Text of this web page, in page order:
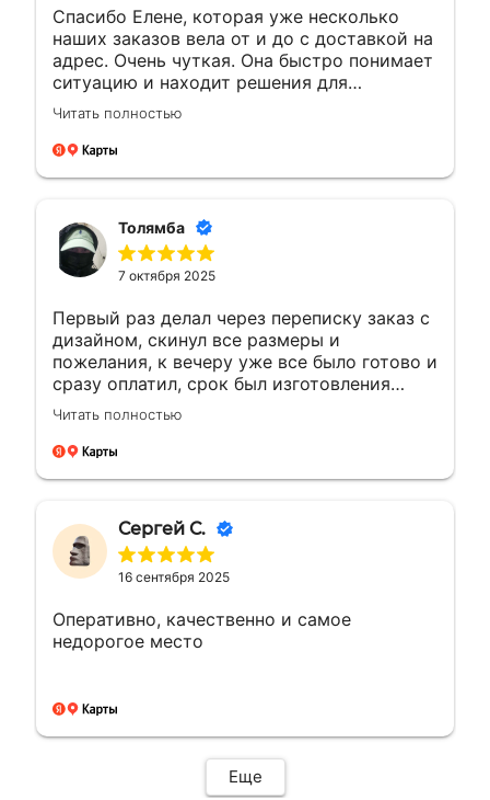
Спасибо Елене, которая уже несколько
наших заказов вела от и до с доставкой на
адрес. Очень чуткая. Она быстро понимает
ситуацию и находит решения для
возникающих вопросов.Это заслуживает
уважения. Будущие компании с такими
сотрудниками всегда на высоте будут
Читать полностью
Толямба
7 октября 2025
Первый раз делал через переписку заказ с
дизайном, скинул все размеры и
пожелания, к вечеру уже все было готово и
сразу оплатил, срок был изготовления
большею...а сделали раньше на день, сразу
доехал и забрал, и отказалось что
самовывоз очень рядом с домом, был
Читать полностью
Сергей С.
16 сентября 2025
Оперативно, качественно и самое
недорогое место
Еще